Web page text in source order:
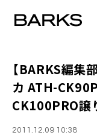
【BARKS編集
カ ATH-
CK100PRO譲
2011.12.09 10:38